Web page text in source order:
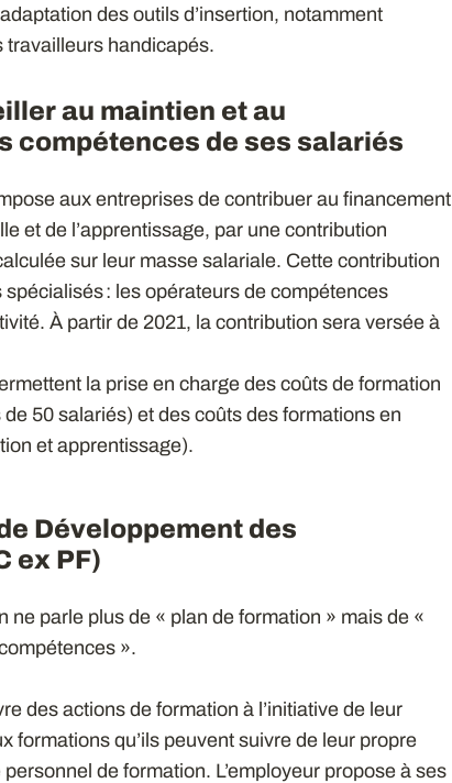
des outils d’insertion, notamment
travailleurs handicapés.
au maintien et au
compétences de ses salariés
aux entreprises de contribuer au financement
et de l’apprentissage, par une contribution
sur leur masse salariale. Cette contribution
: les opérateurs de compétences
À partir de 2021, la contribution sera versée à
la prise en charge des coûts de formation
50 salariés) et des coûts des formations en
et apprentissage).
Développement des
ex PF)
ne parle plus de « plan de formation » mais de «
».
des actions de formation à l’initiative de leur
formations qu’ils peuvent suivre de leur propre
de formation. L’employeur propose à ses